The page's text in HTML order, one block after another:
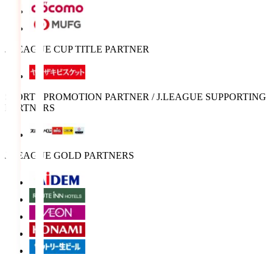
J.LEAGUE CUP TITLE PARTNER
SPORTS PROMOTION PARTNER / J.LEAGUE SUPPORTING
PARTNERS
J.LEAGUE GOLD PARTNERS